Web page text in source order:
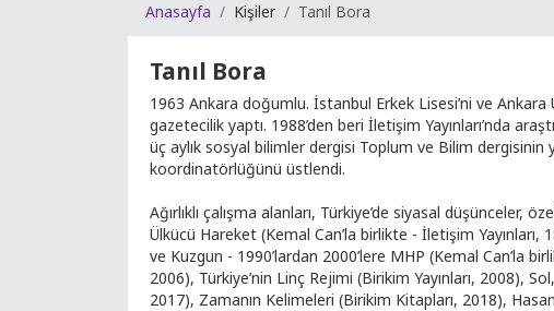
Anasayfa Kişiler Tanıl Bora
Tanıl Bora
1963 Ankara doğumlu. İstanbul Erkek Lisesi’ni ve Ankara
gazetecilik yaptı. 1988’den beri İletişim Yayınları’nda
üç aylık sosyal bilimler dergisi Toplum ve Bilim dergisinin
koordinatörlüğünü üstlendi.
Ağırlıklı çalışma alanları, Türkiye’de siyasal
Ülkücü Hareket (Kemal Can’la birlikte - İletişim Yayınları,
ve Kuzgun - 1990’lardan 2000’lere MHP (Kemal Can’la
2006), Türkiye’nin Linç Rejimi (Birikim Yayınları, 2008),
2017), Zamanın Kelimeleri (Birikim Kitapları, 2018),